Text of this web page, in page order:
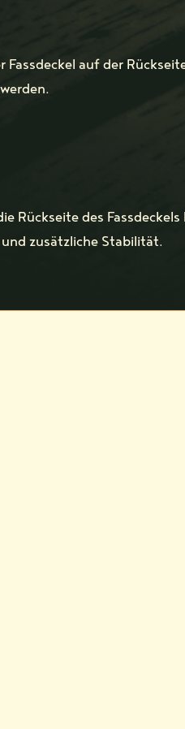
Fassdeckel auf der
Rückseite des
zusätzliche Stabilität.